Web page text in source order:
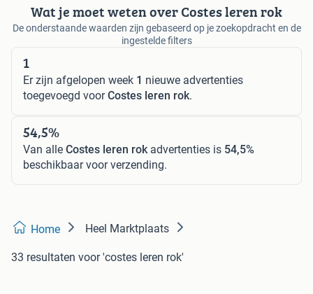
Wat je moet weten over Costes leren rok
De onderstaande waarden zijn gebaseerd op je zoekopdracht en de
ingestelde filters
1
Er zijn afgelopen week 1 nieuwe advertenties
toegevoegd voorCostes leren rok.
54,5%
Van alle Costes leren rokadvertenties is 54,5%
beschikbaar voor verzending.
Home Heel Marktplaats
33 resultaten voor 'costes leren rok'